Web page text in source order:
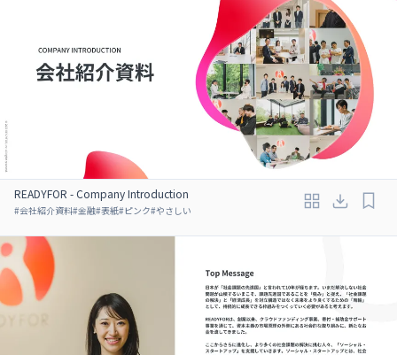
READYFOR - Company Introduction
#会社紹介資料#金融#表紙#ピンク#やさしい